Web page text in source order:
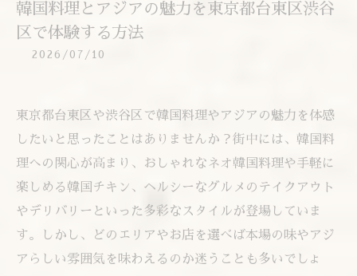
韓国料理とアジアの魅力を東京都台東区渋谷
区で体験する方法
2026/07/10
東京都台東区や渋谷区で韓国料理やアジアの魅力を体感
したいと思ったことはありませんか？街中には、韓国料
理への関心が高まり、おしゃれなネオ韓国料理や手軽に
楽しめる韓国チキン、ヘルシーなグルメのテイクアウト
やデリバリーといった多彩なスタイルが登場していま
す。しかし、どのエリアやお店を選べば本場の味やアジ
アらしい雰囲気を味わえるのか迷うことも多いでしょ